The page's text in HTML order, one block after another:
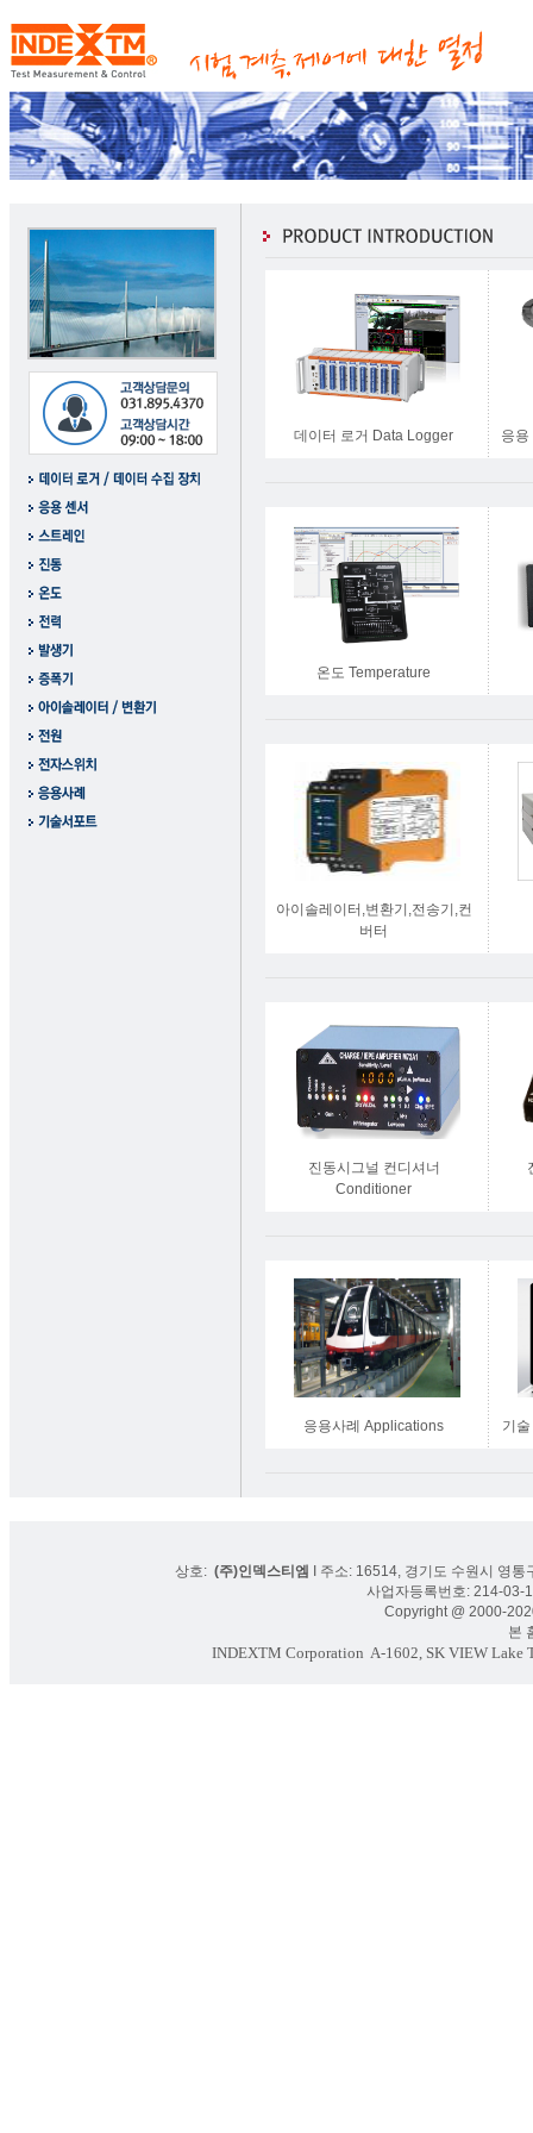
데이터 로거 Data Logger 응
온도 Temperature
아이솔레이터,변환기,전송기,컨
버터
진동시그널 컨디셔너
Conditioner
응용사례 Applications 기
상호: (주)인덱스티엠
I 주소: 16514, 경기도 수원시 영
사업자등록번호: 214-
Copyright @ 2000-
본 홈
INDEXTM Corporation A-1602, SK VIEW Lake